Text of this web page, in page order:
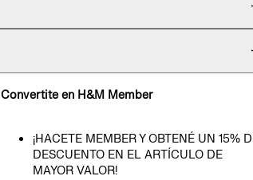
Convertite en H&M Member
¡HACETE MEMBER Y OBTENÉ UN 15%
DESCUENTO EN EL ARTÍCULO DE
MAYOR VALOR!